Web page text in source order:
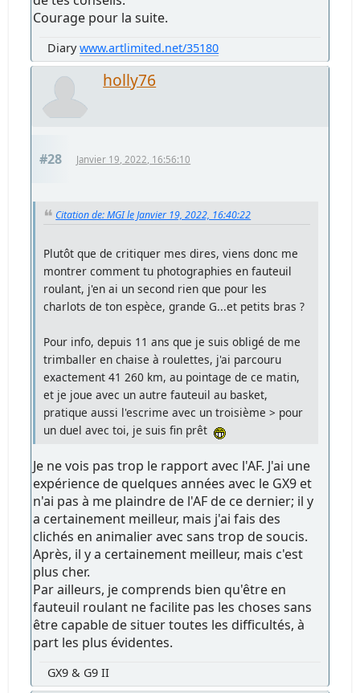
Courage pour la suite.
Diarywww.artlimited.net/35180
holly76
#28 Janvier 19, 2022, 16:56:10
Citation de: MGI le Janvier 19, 2022, 16:40:22
Plutôt que de critiquer mes dires, viens donc me
montrer comment tu photographies en fauteuil
roulant, j'en ai un second rien que pour les
charlots de ton espèce, grande G...et petits bras ?
Pour info, depuis 11 ans que je suis obligé de me
trimballer en chaise à roulettes, j'ai parcouru
exactement 41 260 km, au pointage de ce matin,
et je joue avec un autre fauteuil au basket,
pratique aussi l'escrime avec un troisième > pour
un duel avec toi, je suis fin prêt
Je ne vois pas trop le rapport avec l'AF. J'ai une
expérience de quelques années avec le GX9 et
n'ai pas à me plaindre de l'AF de ce dernier; il y
a certainement meilleur, mais j'ai fais des
clichés en animalier avec sans trop de soucis.
Après, il y a certainement meilleur, mais c'est
plus cher.
Par ailleurs, je comprends bien qu'être en
fauteuil roulant ne facilite pas les choses sans
être capable de situer toutes les difficultés, à
part les plus évidentes.
GX9 & G9 II